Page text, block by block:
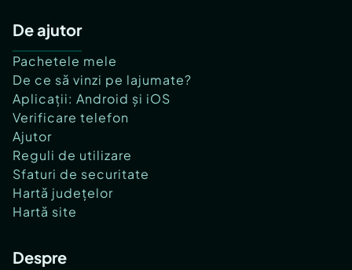
De ajutor
Pachetele mele
De ce să vinzi pe lajumate?
Aplicații: Android și iOS
Verificare telefon
Ajutor
Reguli de utilizare
Sfaturi de securitate
Hartă județelor
Hartă site
Despre